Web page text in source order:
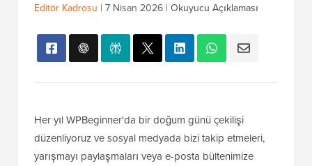
Editör Kadrosu | 7 Nisan 2026 | Okuyucu Açıklaması
Her yıl WPBeginner'da bir doğum günü çekilişi
düzenliyoruz ve sosyal medyada bizi takip etmeleri,
yarışmayı paylaşmaları veya e-posta bültenimize